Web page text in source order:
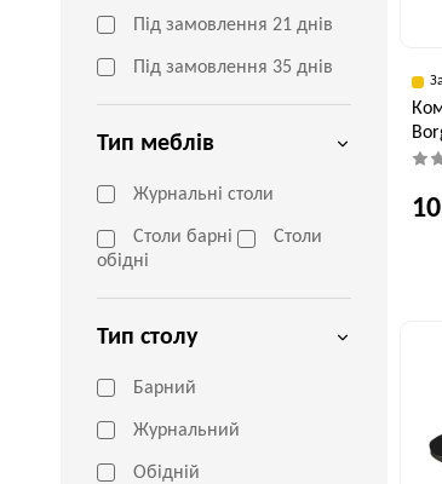
Під замовлення 21 днів
Під замовлення 35 днів
Тип меблів
Журнальні столи
Столи барні
Столи
обідні
Тип столу
Барний
Журнальний
Обідній